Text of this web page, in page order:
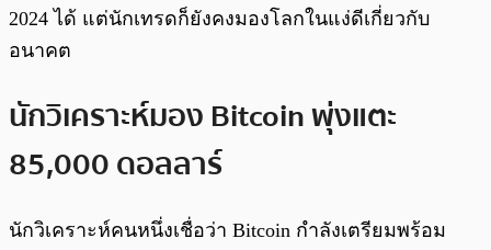
2024 ได้ แต่นักเทรดก็ยังคงมองโลกในแง่ดีเกี่ยวกับ
อนาคต
นักวิเคราะห์มอง Bitcoin พุ่งแตะ
85,000 ดอลลาร์
นักวิเคราะห์คนหนึ่งเชื่อว่า Bitcoin กำลังเตรียมพร้อม